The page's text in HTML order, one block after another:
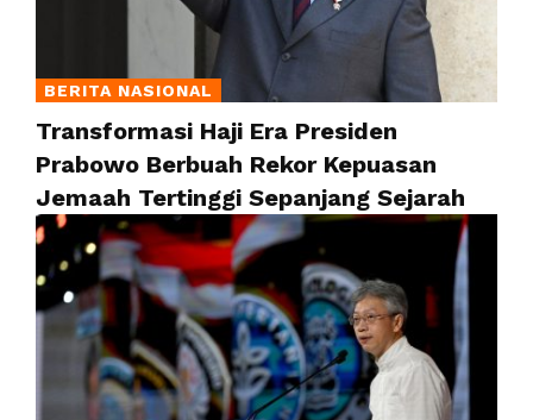
BERITA NASIONAL
Transformasi Haji Era Presiden
Prabowo Berbuah Rekor Kepuasan
Jemaah Tertinggi Sepanjang Sejarah